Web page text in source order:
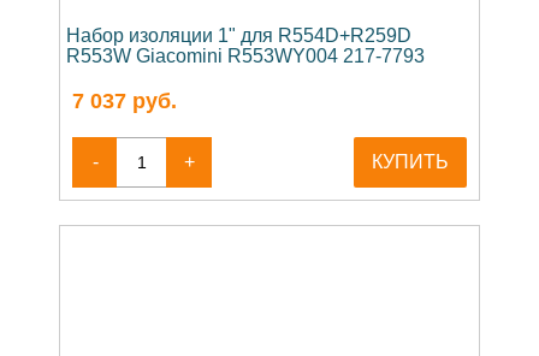
Набор изоляции 1" для R554D+R259D
R553W Giacomini R553WY004 217-7793
7 037 руб.
- + КУПИТЬ